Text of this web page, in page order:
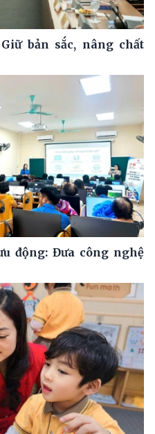
bản sắc, nâng chất
động: Đưa công nghệ